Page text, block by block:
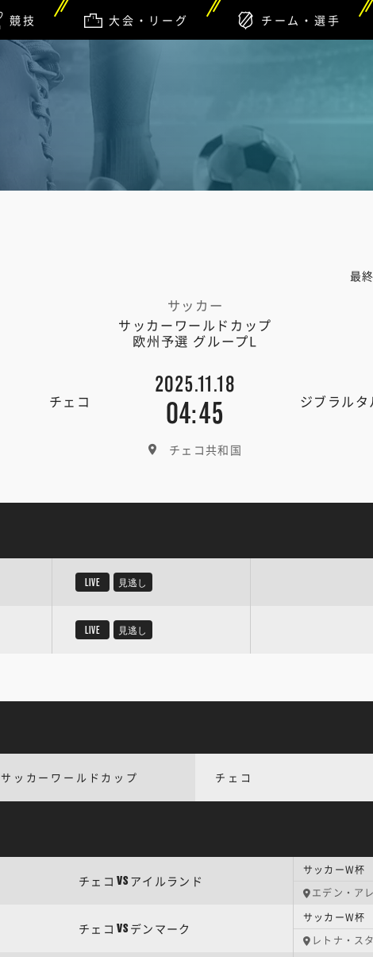
競技 大会・リーグ チーム・選手
最
サッカー
サッカーワールドカップ
欧州予選 グループL
チェコ
2025.11.18
04:45 ジブラルタ
チェコ共和国
LIVE 見逃し
LIVE 見逃し
サッカーワールドカップ チェコ
チェコ VS アイルランド
サッカーW
エデン・ア
チェコ VS デンマーク
サッカーW
レトナ・ス